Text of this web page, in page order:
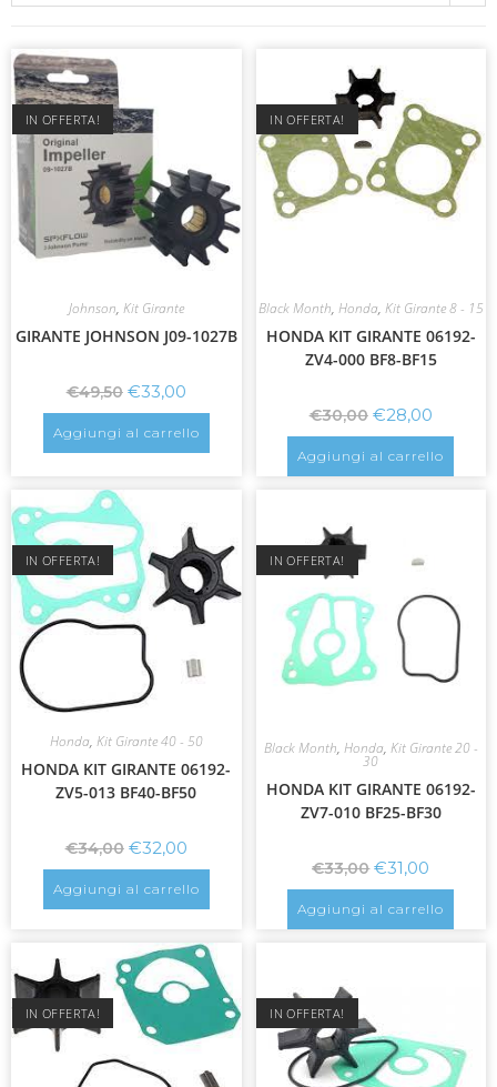
IN OFFERTA!
Johnson, Kit Girante
GIRANTE JOHNSON J09-1027B
€49,50 €33,00
Aggiungi al carrello
IN OFFERTA!
Black Month, Honda, Kit Girante 8 - 15
HONDA KIT GIRANTE 06192-
ZV4-000 BF8-BF15
€30,00 €28,00
Aggiungi al carrello
IN OFFERTA!
Honda, Kit Girante 40 - 50
HONDA KIT GIRANTE 06192-
ZV5-013 BF40-BF50
€34,00 €32,00
Aggiungi al carrello
IN OFFERTA!
Black Month, Honda, Kit Girante 20 -
30
HONDA KIT GIRANTE 06192-
ZV7-010 BF25-BF30
€33,00 €31,00
Aggiungi al carrello
IN OFFERTA! IN OFFERTA!